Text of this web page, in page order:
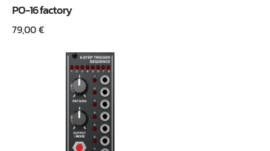
PO-16 factory
79,00€